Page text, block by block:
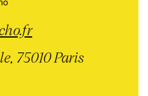
75010 Paris